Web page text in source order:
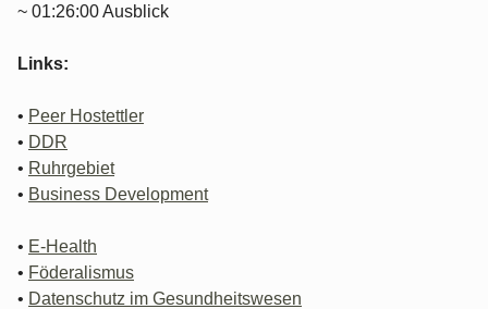
~ 01:26:00 Ausblick
Links:
• Peer Hostettler
• DDR
• Ruhrgebiet
• Business Development
• E-Health
• Föderalismus
• Datenschutz im Gesundheitswesen